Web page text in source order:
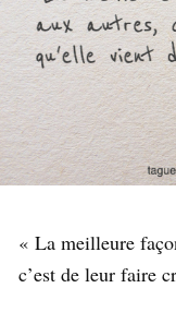
« La meilleure
c’est de leur faire